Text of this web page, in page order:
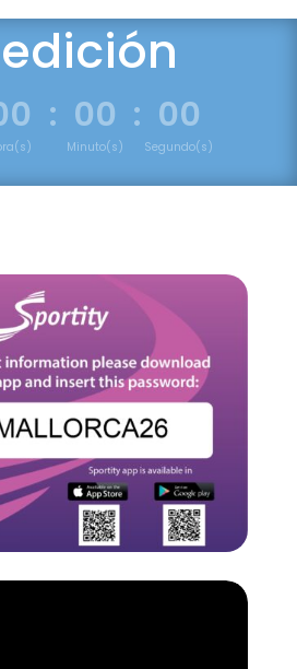
: 00
Minuto(s)
: 00
Segundo(s)